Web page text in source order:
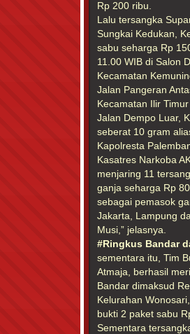
Rp 200 ribu.
Lalu tersangka
Sungkai Kedukan,
sabu seharga Rp
11.00 WIB di Salon
Kecamatan
Jalan Pangeran
Kecamatan Ilir
Jalan Dempo Luar,
seberat 10 gram
Kapolresta
Kasatres Narkoba
menjaring 11
ganja seharga Rp
sebagai pemasok
Jakarta, Lampung
Musi,” jelasnya.
#Ringkus Bandar
sementara itu, Tim
Atmaja, berhasil
Bandar dimaksud
Kelurahan
bukti 2 paket sabu
Sementara